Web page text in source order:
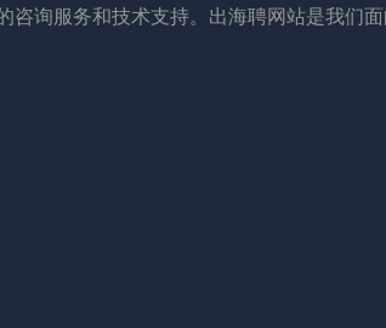
咨询服务和技术支持。出海聘网站是我们